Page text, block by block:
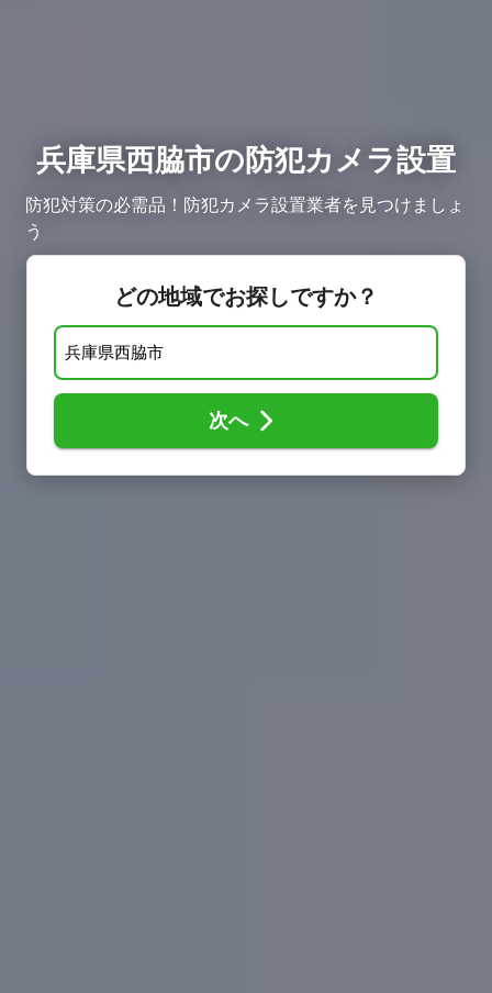
兵庫県西脇市の防犯カメラ設置
防犯対策の必需品！防犯カメラ設置業者を見つけましょ
う
どの地域でお探しですか？
次へ